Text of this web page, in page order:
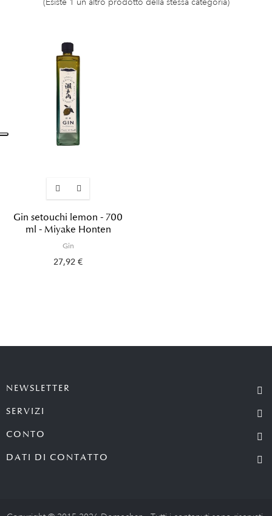
Gin setouchi lemon - 700
ml - Miyake Honten
Gin
27,92 €
NEWSLETTER
SERVIZI
CONTO
DATI DI CONTATTO